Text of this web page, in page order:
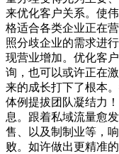
来优化客户关系。使
格适合各类企业正在
照分歧企业的需求进
现营业增加。优化客
询，也可以或许正在
来的成长打下了根本
体例提拔团队凝结力
息。跟着私域流量愈
售、以及制制业等，
败。如许做出更精准